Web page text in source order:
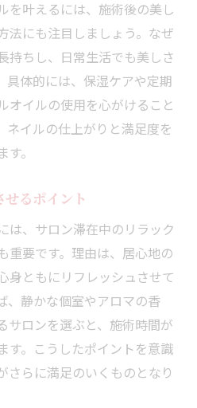
を叶えるには、施術後の美し
法にも注目しましょう。なぜ
持ちし、日常生活でも美しさ
具体的には、保湿ケアや定期
オイルの使用を心がけること
ネイルの仕上がりと満足度を
。
るポイント
は、サロン滞在中のリラック
重要です。理由は、居心地の
身ともにリフレッシュさせて
、静かな個室やアロマの香
サロンを選ぶと、施術時間が
す。こうしたポイントを意識
さらに満足のいくものとなり